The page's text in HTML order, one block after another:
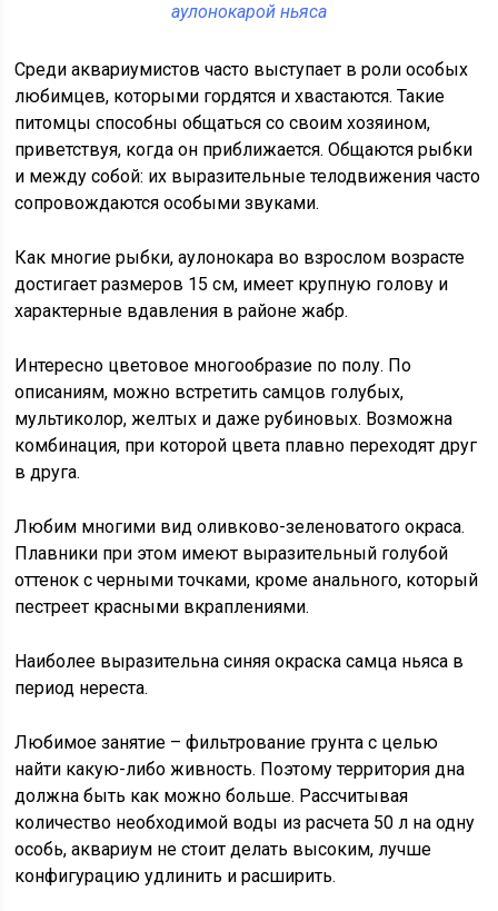
аулонокарой ньяса
Среди аквариумистов часто выступает в роли особых
любимцев, которыми гордятся и хвастаются. Такие
питомцы способны общаться со своим хозяином,
приветствуя, когда он приближается. Общаются рыбки
и между собой: их выразительные телодвижения часто
сопровождаются особыми звуками.
Как многие рыбки, аулонокара во взрослом возрасте
достигает размеров 15 см, имеет крупную голову и
характерные вдавления в районе жабр.
Интересно цветовое многообразие по полу. По
описаниям, можно встретить самцов голубых,
мультиколор, желтых и даже рубиновых. Возможна
комбинация, при которой цвета плавно переходят друг
в друга.
Любим многими вид оливково-зеленоватого окраса.
Плавники при этом имеют выразительный голубой
оттенок с черными точками, кроме анального, который
пестреет красными вкраплениями.
Наиболее выразительна синяя окраска самца ньяса в
период нереста.
Любимое занятие – фильтрование грунта с целью
найти какую-либо живность. Поэтому территория дна
должна быть как можно больше. Рассчитывая
количество необходимой воды из расчета 50 л на одну
особь, аквариум не стоит делать высоким, лучше
конфигурацию удлинить и расширить.